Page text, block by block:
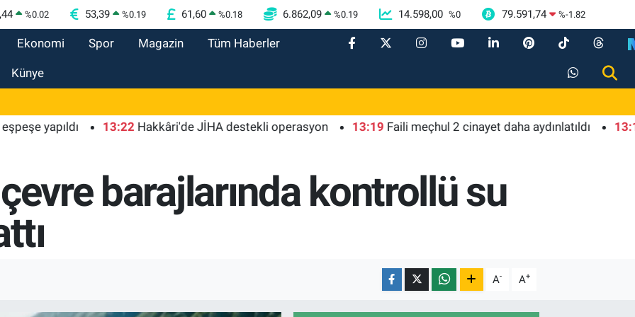
%0.02 53,39 %0.19 61,60 %0.18 6.862,09 %0.19 14.598,00 %0 79.591,74 %-1.82
Ekonomi Spor Magazin Tüm Haberler
Künye
13:22 Hakkâri'de JİHA destekli operasyon 13:19 Faili meçhul 2 cinayet daha aydınlatıldı 13:15
barajlarında kontrollü su
A- A+